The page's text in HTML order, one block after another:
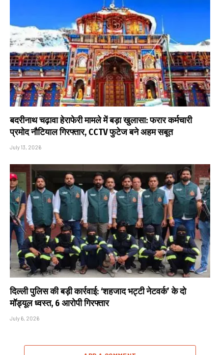
बदरीनाथ चढ़ावा हेराफेरी मामले में बड़ा खुलासा: फरार कर्मचारी
प्रमोद नौटियाल गिरफ्तार, CCTV फुटेज बने अहम सबूत
July 13, 2026
दिल्ली पुलिस की बड़ी कार्रवाई: ‘शहजाद भट्टी नेटवर्क’ के दो
मॉड्यूल ध्वस्त, 6 आरोपी गिरफ्तार
July 6, 2026